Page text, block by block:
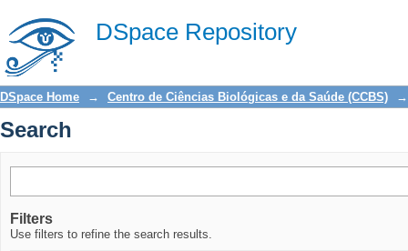
DSpace Repository
Search
DSpace Home → Centro de Ciências Biológicas e da Saúde (CCBS) →
Search
Filters
Use filters to refine the search results.